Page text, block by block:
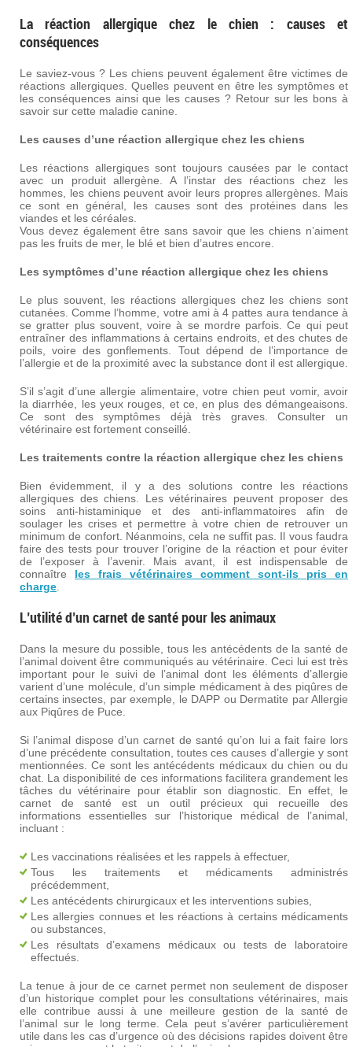
La réaction allergique chez le chien : causes et
conséquences
Le saviez-vous ? Les chiens peuvent également être victimes de
réactions allergiques. Quelles peuvent en être les symptômes et
les conséquences ainsi que les causes ? Retour sur les bons à
savoir sur cette maladie canine.
Les causes d’une réaction allergique chez les chiens
Les réactions allergiques sont toujours causées par le contact
avec un produit allergène. A l’instar des réactions chez les
hommes, les chiens peuvent avoir leurs propres allergènes. Mais
ce sont en général, les causes sont des protéines dans les
viandes et les céréales.
Vous devez également être sans savoir que les chiens n’aiment
pas les fruits de mer, le blé et bien d’autres encore.
Les symptômes d’une réaction allergique chez les chiens
Le plus souvent, les réactions allergiques chez les chiens sont
cutanées. Comme l’homme, votre ami à 4 pattes aura tendance à
se gratter plus souvent, voire à se mordre parfois. Ce qui peut
entraîner des inflammations à certains endroits, et des chutes de
poils, voire des gonflements. Tout dépend de l’importance de
l’allergie et de la proximité avec la substance dont il est allergique.
S’il s’agit d’une allergie alimentaire, votre chien peut vomir, avoir
la diarrhée, les yeux rouges, et ce, en plus des démangeaisons.
Ce sont des symptômes déjà très graves. Consulter un
vétérinaire est fortement conseillé.
Les traitements contre la réaction allergique chez les chiens
Bien évidemment, il y a des solutions contre les réactions
allergiques des chiens. Les vétérinaires peuvent proposer des
soins anti-histaminique et des anti-inflammatoires afin de
soulager les crises et permettre à votre chien de retrouver un
minimum de confort. Néanmoins, cela ne suffit pas. Il vous faudra
faire des tests pour trouver l’origine de la réaction et pour éviter
de l’exposer à l’avenir. Mais avant, il est indispensable de
connaître les frais vétérinaires comment sont-ils pris en
charge
L’utilité d’un carnet de santé pour les animaux
Dans la mesure du possible, tous les antécédents de la santé de
l’animal doivent être communiqués au vétérinaire. Ceci lui est très
important pour le suivi de l’animal dont les éléments d’allergie
varient d’une molécule, d’un simple médicament à des piqûres de
certains insectes, par exemple, le DAPP ou Dermatite par Allergie
aux Piqûres de Puce.
Si l’animal dispose d’un carnet de santé qu’on lui a fait faire lors
d’une précédente consultation, toutes ces causes d’allergie y sont
mentionnées. Ce sont les antécédents médicaux du chien ou du
chat. La disponibilité de ces informations facilitera grandement les
tâches du vétérinaire pour établir son diagnostic. En effet, le
carnet de santé est un outil précieux qui recueille des
informations essentielles sur l’historique médical de l’animal,
incluant :
Les vaccinations réalisées et les rappels à effectuer,
Tous les traitements et médicaments administrés
précédemment,
Les antécédents chirurgicaux et les interventions subies,
Les allergies connues et les réactions à certains médicaments
ou substances,
Les résultats d’examens médicaux ou tests de laboratoire
effectués.
La tenue à jour de ce carnet permet non seulement de disposer
d’un historique complet pour les consultations vétérinaires, mais
elle contribue aussi à une meilleure gestion de la santé de
l’animal sur le long terme. Cela peut s’avérer particulièrement
utile dans les cas d’urgence où des décisions rapides doivent être